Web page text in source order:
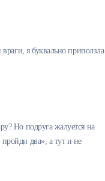
я буквально приползла
Но подруга жалуется на
два», а тут и не